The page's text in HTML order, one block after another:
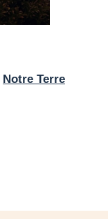
Notre Terre